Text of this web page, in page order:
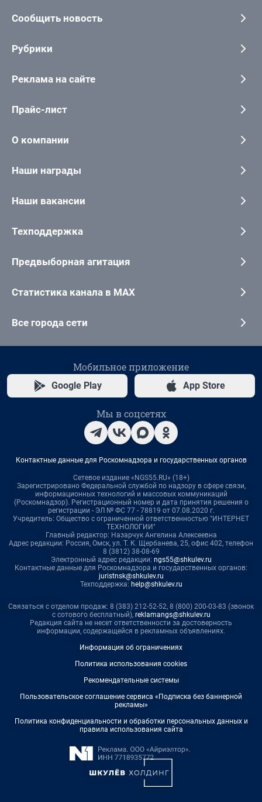
Сообщить новость
Рубрики
Реклама на сайте
Прайс-лист
О компании
Наши награды
Наши вакансии
Техподдержка
Предвыборная агитация
Статистика канала в MAX
Все города сети
Мобильное приложение
Google Play App Store
Мы в соцсетях
Контактные данные для Роскомнадзора и государственных органов
Сетевое издание «NGS55.RU» (18+)
Зарегистрировано Федеральной службой по надзору в сфере связи,
информационных технологий и массовых коммуникаций
(Роскомнадзор). Регистрационный номер и дата принятия решения о
регистрации - ЭЛ № ФС 77 - 78819 от 07.08.2020 г.
Учредитель: Общество с ограниченной ответственностью "ИНТЕРНЕТ
ТЕХНОЛОГИИ"
Главный редактор: Назарчук Ангелина Алексеевна
Адрес редакции: Россия, Омск, ул. Т. К. Щербанева, 25, офис 402, телефон
8 (3812) 38-08-69
Электронный адрес редакции: ngs55@shkulev.ru
Контактные данные для Роскомнадзора и государственных органов:
juristnsk@shkulev.ru
Техподдержка: help@shkulev.ru
Связаться с отделом продаж: 8 (383) 212-52-52, 8 (800) 200-03-83 (звонок
с сотового бесплатный), reklamangs@shkulev.ru
Редакция сайта не несет ответственности за достоверность
информации, содержащейся в рекламных объявлениях.
Информация об ограничениях
Политика использования cookies
Рекомендательные системы
Пользовательское соглашение сервиса «Подписка без баннерной
рекламы»
Политика конфиденциальности и обработки персональных данных и
правила использования сайта